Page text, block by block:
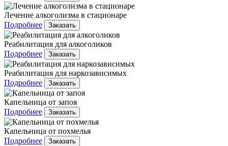
Лечение алкоголизма в стационаре
Подробнее
Заказать
Реабилитация для алкоголиков
Подробнее
Заказать
Реабилитация для наркозависимых
Подробнее
Заказать
Капельница от запоя
Подробнее
Заказать
Капельница от похмелья
Подробнее
Заказать